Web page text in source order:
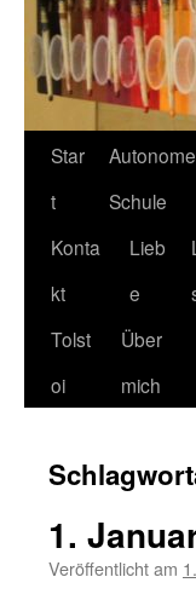
Star
t
Autonome
Schule
Konta
kt
Lieb
e
Tolst
oi
Über
mich
1.
Veröffentlicht am